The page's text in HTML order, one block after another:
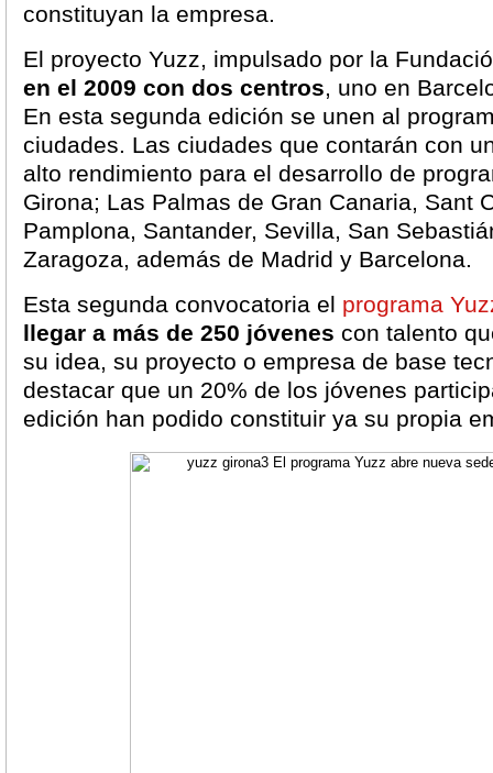
constituyan la empresa.
El proyecto Yuzz, impulsado por la
en el 2009 con dos centros, uno en
En esta segunda edición se unen al
ciudades. Las ciudades que contarán con
alto rendimiento para el desarrollo de
Girona; Las Palmas de Gran Canaria, Sant
Pamplona, Santander, Sevilla, San
Zaragoza, además de Madrid y Barcelona.
Esta segunda convocatoria el programa
llegar a más de 250 jóvenes con talento
su idea, su proyecto o empresa de base
destacar que un 20% de los jóvenes
edición han podido constituir ya su propia